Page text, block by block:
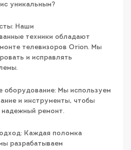
уникальным?
Наши
техники обладают
телевизоров Orion. Мы
и исправлять
оборудование: Мы используем
и инструменты, чтобы
надежный ремонт.
Каждая поломка
разрабатываем